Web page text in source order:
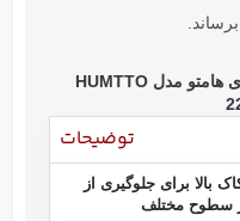
ویژگی‌های کلیدی کفش کوهنوردی هامتو مدل HUMTTO
توضیحات
بالا برای جلوگیری از
سطوح مختلف